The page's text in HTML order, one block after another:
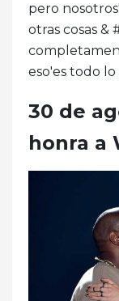
pero
otras cosas &
eso'es todo lo
30 de
honra a